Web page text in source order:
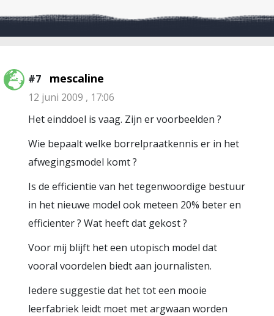
#7 mescaline
12 juni 2009 , 17:06
Het einddoel is vaag. Zijn er voorbeelden ?
Wie bepaalt welke borrelpraatkennis er in het
afwegingsmodel komt ?
Is de efficientie van het tegenwoordige bestuur
in het nieuwe model ook meteen 20% beter en
efficienter ? Wat heeft dat gekost ?
Voor mij blijft het een utopisch model dat
vooral voordelen biedt aan journalisten.
Iedere suggestie dat het tot een mooie
leerfabriek leidt moet met argwaan worden